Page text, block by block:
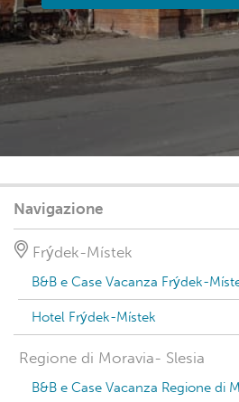
Navigazione
Frýdek-Místek
B&B e Case Vacanza Frýdek-
Hotel Frýdek-Místek
Regione di Moravia- Slesia
B&B e Case Vacanza Regione di